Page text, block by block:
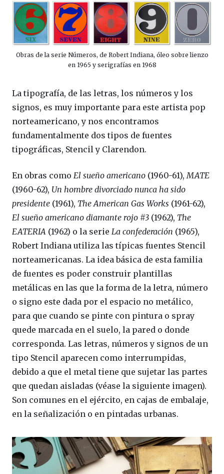
Obras de la serie Números, de Robert Indiana, óleo sobre lienzo
en 1965 y serigrafías en 1968
La tipografía, de las letras, los números y los
signos, es muy importante para este artista pop
norteamericano, y nos encontramos
fundamentalmente dos tipos de fuentes
tipográficas, Stencil y Clarendon.
En obras como El sueño americano (1960-61), MATE
(1960-62), Un hombre divorciado nunca ha sido
presidente (1961), The American Gas Works (1961-62),
El sueño americano diamante rojo #3 (1962), The
EATERIA (1962) o la serie La confederación (1965),
Robert Indiana utiliza las típicas fuentes Stencil
norteamericanas. La idea básica de esta familia
de fuentes es poder construir plantillas
metálicas en las que la forma de la letra, número
o signo este dada por el espacio no metálico,
para que cuando se pinte con pintura o spray
quede marcada en el suelo, la pared o donde
corresponda. Las letras, números y signos de un
tipo Stencil aparecen como interrumpidas,
debido a que el metal tiene que sujetar las partes
que quedan aisladas (véase la siguiente imagen).
Son comunes en el ejército, en cajas de embalaje,
en la señalización o en pintadas urbanas.